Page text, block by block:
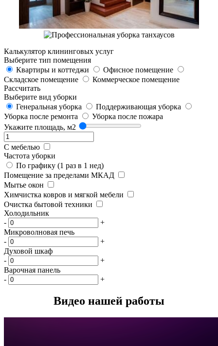
Калькулятор клининговых услуг
Выберите тип помещения
Квартиры и коттеджи
Офисное помещение
Складское помещение
Коммерческое помещение
Рассчитать
Выберите вид уборки
Генеральная уборка
Поддерживающая уборка
Уборка после ремонта
Уборка после пожара
Укажите площадь, м2
С мебелью
Частота уборки
По графику (1 раз в 1 нед)
Помещение за пределами МКАД
Мытье окон
Химчистка ковров и мягкой мебели
Очистка бытовой техники
Холодильник
-
+
Микроволновая печь
-
+
Духовой шкаф
-
+
Варочная панель
-
+
Видео нашей работы